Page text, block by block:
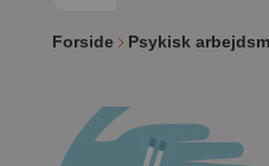
Forside Psykisk